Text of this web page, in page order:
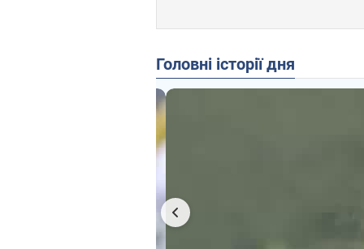
Головні історії дня